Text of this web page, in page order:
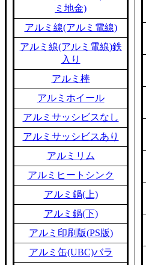
ミ地金)
アルミ線(アルミ電線)
アルミ線(アルミ電線)鉄
入り
アルミ棒
アルミホイール
アルミサッシビスなし
アルミサッシビスあり
アルミリム
アルミヒートシンク
アルミ鍋(上)
アルミ鍋(下)
アルミ印刷版(PS版)
アルミ缶(UBC)バラ